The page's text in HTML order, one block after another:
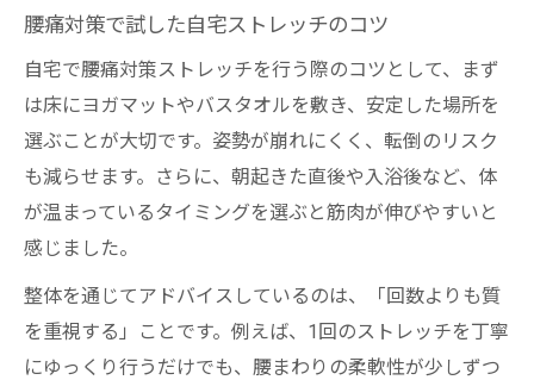
腰痛対策で試した自宅ストレッチのコツ
自宅で腰痛対策ストレッチを行う際のコツとして、まず
は床にヨガマットやバスタオルを敷き、安定した場所を
選ぶことが大切です。姿勢が崩れにくく、転倒のリスク
も減らせます。さらに、朝起きた直後や入浴後など、体
が温まっているタイミングを選ぶと筋肉が伸びやすいと
感じました。
整体を通じてアドバイスしているのは、「回数よりも質
を重視する」ことです。例えば、1回のストレッチを丁寧
にゆっくり行うだけでも、腰まわりの柔軟性が少しずつ